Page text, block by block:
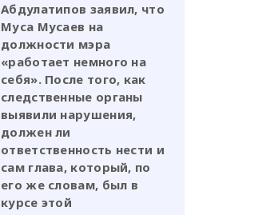
Абдулатипов заявил, что
Муса Мусаев на
должности мэра
«работает немного на
себя». После того, как
следственные органы
выявили нарушения,
должен ли
ответственность нести и
сам глава, который, по
его же словам, был в
курсе этой